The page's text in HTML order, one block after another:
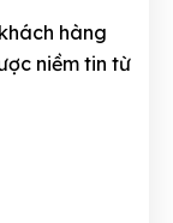
hàng
niềm tin từ